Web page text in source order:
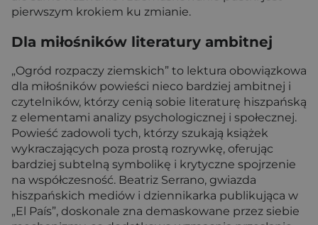
pierwszym krokiem ku zmianie.
Dla miłośników literatury ambitnej
„Ogród rozpaczy ziemskich” to lektura obowiązkowa
dla miłośników powieści nieco bardziej ambitnej i
czytelników, którzy cenią sobie literaturę hiszpańską
z elementami analizy psychologicznej i społecznej.
Powieść zadowoli tych, którzy szukają książek
wykraczających poza prostą rozrywkę, oferując
bardziej subtelną symbolikę i krytyczne spojrzenie
na współczesność. Beatriz Serrano, gwiazda
hiszpańskich mediów i dziennikarka publikująca w
„El País”, doskonale zna demaskowane przez siebie